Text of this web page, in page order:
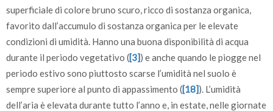
superficiale di colore bruno scuro, ricco di sostanza organica,
favorito dall’accumulo di sostanza organica per le elevate
condizioni di umidità. Hanno una buona disponibilità di acqua
durante il periodo vegetativo ([3]) e anche quando le piogge nel
periodo estivo sono piuttosto scarse l’umidità nel suolo è
sempre superiore al punto di appassimento ([18]). L’umidità
dell’aria è elevata durante tutto l’anno e, in estate, nelle giornate